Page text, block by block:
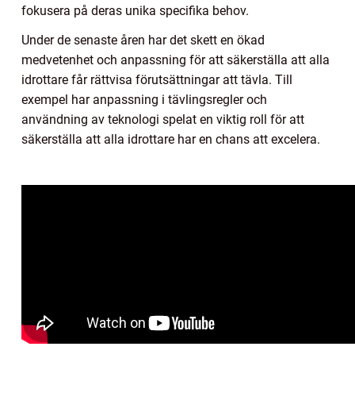
fokusera på deras unika specifika behov.
Under de senaste åren har det skett en ökad
medvetenhet och anpassning för att säkerställa att alla
idrottare får rättvisa förutsättningar att tävla. Till
exempel har anpassning i tävlingsregler och
användning av teknologi spelat en viktig roll för att
säkerställa att alla idrottare har en chans att excelera.